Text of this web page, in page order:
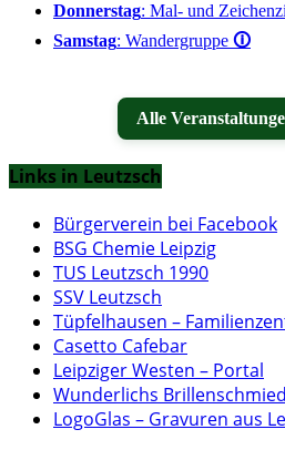
Donnerstag: Mal- und
Samstag: Wandergruppe 🛈
Alle
Links in Leutzsch
Bürgerverein bei Facebook
BSG Chemie Leipzig
TUS Leutzsch 1990
SSV Leutzsch
Tüpfelhausen –
Casetto Cafebar
Leipziger Westen – Portal
Wunderlichs
LogoGlas – Gravuren aus